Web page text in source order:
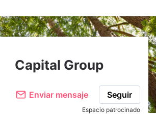
Adjuntar imagen Comentar
Capital Group
Enviar mensaje Seguir
Espacio patrocinado